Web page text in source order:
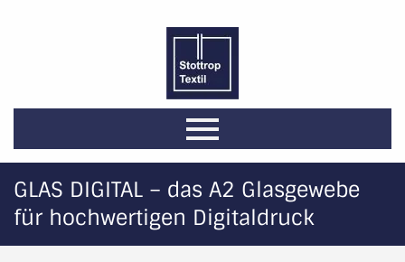
GLAS DIGITAL – das A2 Glasgewebe
für hochwertigen Digitaldruck